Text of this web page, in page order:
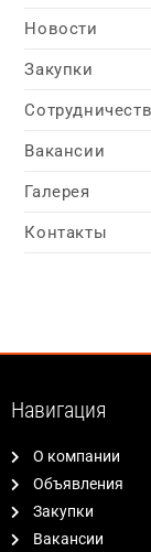
Новости
Закупки
Вакансии
Галерея
Контакты
Навигация
О компании
Объявления
Закупки
Вакансии